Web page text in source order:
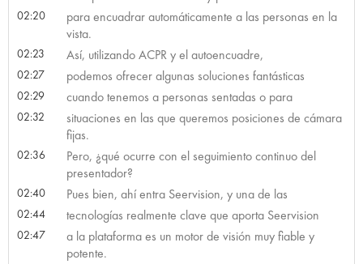
02:20
para encuadrar automáticamente a las personas en la
vista.
02:23 Así, utilizando ACPR y el autoencuadre,
02:27 podemos ofrecer algunas soluciones fantásticas
02:29 cuando tenemos a personas sentadas o para
02:32
situaciones en las que queremos posiciones de cámara
fijas.
02:36
Pero, ¿qué ocurre con el seguimiento continuo del
presentador?
02:40 Pues bien, ahí entra Seervision, y una de las
02:44 tecnologías realmente clave que aporta Seervision
02:47
a la plataforma es un motor de visión muy fiable y
potente.